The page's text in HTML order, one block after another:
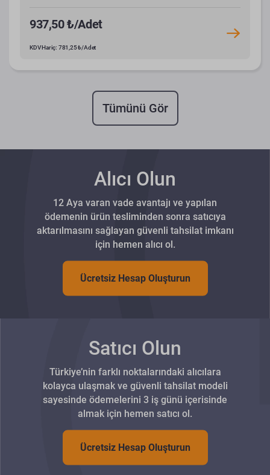
937,50 ₺/Adet
KDV Hariç: 781,25 ₺/Adet
Tümünü Gör
Alıcı Olun
12 Aya varan vade avantajı ve yapılan
ödemenin ürün tesliminden sonra satıcıya
aktarılmasını sağlayan güvenli tahsilat imkanı
için hemen alıcı ol.
Ücretsiz Hesap Oluşturun
Satıcı Olun
Türkiye’nin farklı noktalarındaki alıcılara
kolayca ulaşmak ve güvenli tahsilat modeli
sayesinde ödemelerini 3 iş günü içerisinde
almak için hemen satıcı ol.
Ücretsiz Hesap Oluşturun